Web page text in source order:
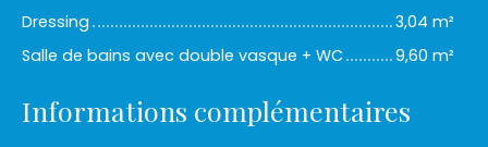
Dressing
3,04 m²
Salle de bains avec double vasque + WC
9,60 m²
Informations complémentaires